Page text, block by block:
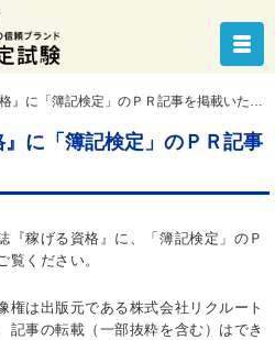
に「簿記検定」のＰＲ記事を掲載いたしました
に「簿記検定」のＰＲ記事
『稼げる資格』に、「簿記検定」のＰ
覧ください。
権は出版元である株式会社リクルート
記事の転載（一部抜粋を含む）はでき